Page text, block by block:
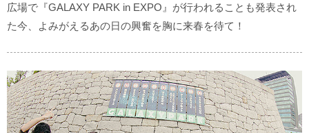
広場で『GALAXY PARK in EXPO』が行われることも発表され
た今、よみがえるあの日の興奮を胸に来春を待て！